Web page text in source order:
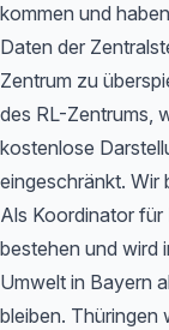
kommen und
Daten der
Zentrum zu
des RL-Zentrums,
kostenlose
eingeschränkt. Wir
Als Koordinator
bestehen und wird
Umwelt in Bayern
bleiben. Thüringen